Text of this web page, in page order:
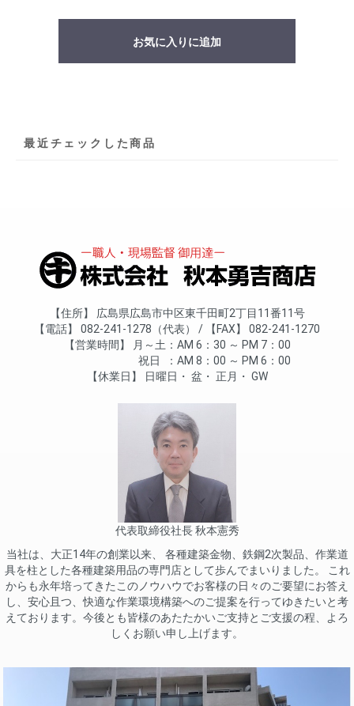
お気に入りに追加
最近チェックした商品
住所
広島県広島市中区東千田町2丁目11番11号
電話
082-241-1278（代表） FAX
082-241-1270
営業時間
月～土
AM 6：30 ～ PM 7：00
祝日
AM 8：00 ～ PM 6：00
休業日
日曜日 盆 正月 GW
代表取締役社長 秋本憲秀
当社は、大正14年の創業以来、 各種建築金物、鉄鋼2次製品、作業道
具を柱とした各種建築用品の専門店として歩んでまいりました。 これ
からも永年培ってきたこのノウハウでお客様の日々のご要望にお答え
し、安心且つ、快適な作業環境構築へのご提案を行ってゆきたいと考
えております。今後とも皆様のあたたかいご支持とご支援の程、よろ
しくお願い申し上げます。